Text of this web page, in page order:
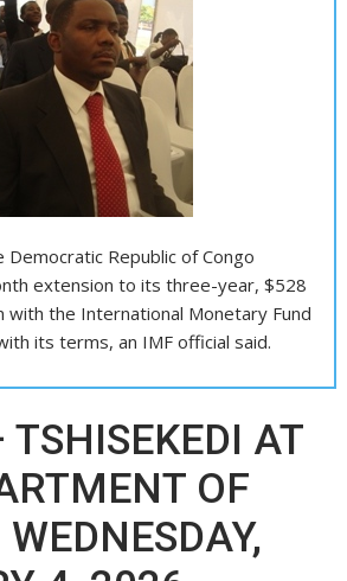
Republic of Congo
extension to its three-year, $528
with the International Monetary Fund
its terms, an IMF official said.
AT
OF